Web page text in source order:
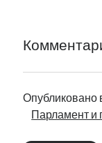
Опубликовано
Парламент и